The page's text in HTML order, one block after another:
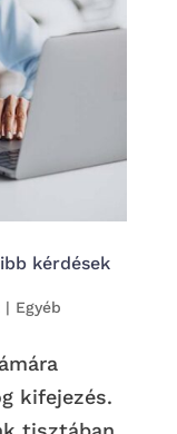
kérdések
| Egyéb
kifejezés.